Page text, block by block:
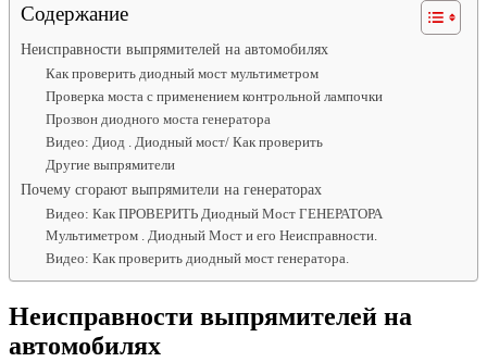
Содержание
Неисправности выпрямителей на автомобилях
Как проверить диодный мост мультиметром
Проверка моста с применением контрольной лампочки
Прозвон диодного моста генератора
Видео: Диод . Диодный мост/ Как проверить
Другие выпрямители
Почему сгорают выпрямители на генераторах
Видео: Как ПРОВЕРИТЬ Диодный Мост ГЕНЕРАТОРА
Мультиметром . Диодный Мост и его Неисправности.
Видео: Как проверить диодный мост генератора.
Неисправности выпрямителей на
автомобилях